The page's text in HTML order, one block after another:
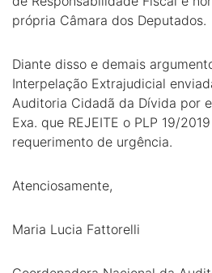
própria Câmara dos Deputados.
Diante disso e demais
Interpelação Extrajudicial
Auditoria Cidadã da Dívida por
Exa. que REJEITE o PLP 19/
requerimento de urgência.
Atenciosamente,
Maria Lucia Fattorelli